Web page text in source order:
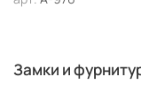
Замки и